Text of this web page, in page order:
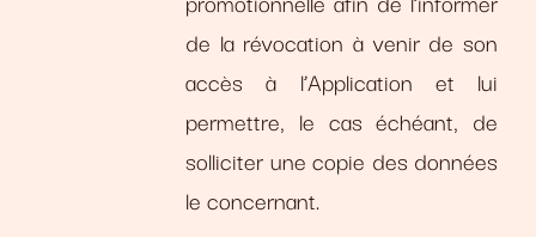
de la révocation à venir de son
accès à l’Application et lui
permettre, le cas échéant, de
solliciter une copie des données
le concernant.